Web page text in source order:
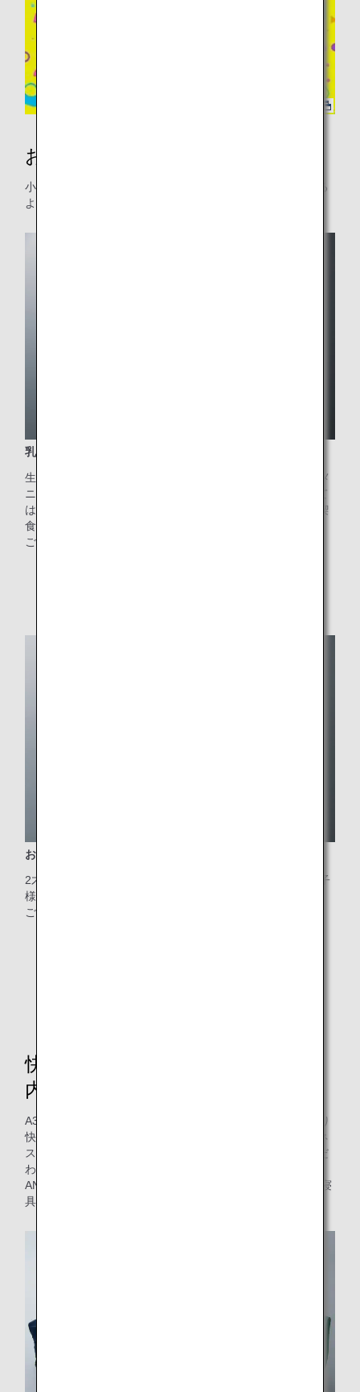
お子様連れのお客様へのサービス
小さなお子様をお連れのお客様が安心してご旅行いただける
よう、サポートをいたします。
乳幼児向けのお食事（BBML）
生後6カ月から2才未満までのお子様が対象のお食事です。メ
ニュー内容は主に離乳食期のお食事となっており、例として
は瓶詰めのピューレやスープなどをご提供しております。喫
食可否については必ず同伴者の方が確認してください。
ご希望の方は、
お子様向けのお食事（CHML）
2才から5才までのお子様向けのお食事です。柔らかく、お子
様でもお召し上がりになりやすいものをご提供しています。
ご希望の方は、
快適にお過ごしいただくための機
内アメニティ
A380型機「FLYING HONU」の就航に合わせて、機内でより
快適にお過ごしいただけるよう、ファーストクラスとビジネ
スクラスの機内アメニティを一新しました。天然素材にこだ
わった寝具で、快適なひとときをお過ごしください。また、
ANA COUCHiiをご利用のお客様には、カウチシート専用の寝
具をご用意しています。